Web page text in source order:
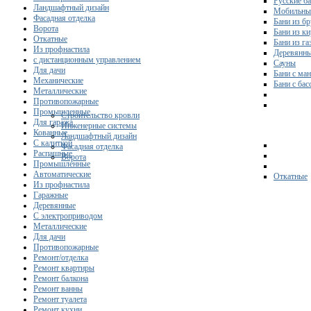
Бани из
Бани из
Бани из
Сауны
Бани с
Бани с
Строительство кровли
Инженерные системы
Ландшафтный дизайн
Фасадная отделка
Ворота
Откатные
Ландшафтный дизайн
Фасадная отделка
Ворота
Откатные
Из профнастила
с дистанционным управлением
Для дачи
Механические
Металлические
Противопожарные
Промышленные
Для гаража
Кованные
С калиткой
Распашные
Промышленные
Автоматические
Из профнастила
Гаражные
Деревянные
С электроприводом
Металлические
Для дачи
Противопожарные
Ремонт/отделка
Ремонт квартиры
Ремонт балкона
Ремонт ванны
Ремонт туалета